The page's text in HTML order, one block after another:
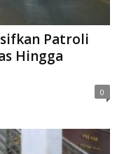
Patroli
Hingga
0